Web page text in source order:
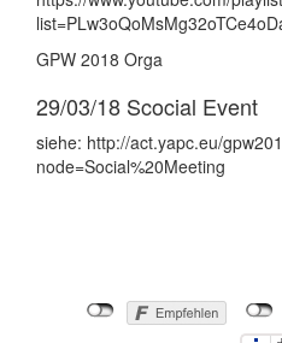
GPW 2018 Orga
29/03/18 Scocial Event
siehe: http://act.yapc.eu/
node=Social%20Meeting